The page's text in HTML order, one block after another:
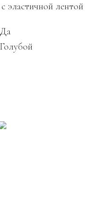
с эластичной лентой